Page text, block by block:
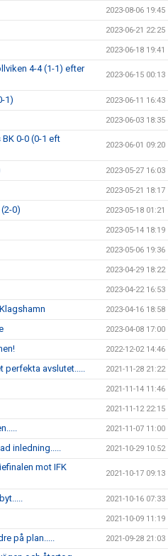
2023-08-06 19:45
2023-06-21 22:25
2023-06-18 19:41
4-4 (1-1) efter
2023-06-15 00:13
1) 2023-06-11 16:43
2023-06-03 18:35
0-0 (0-1 eft
2023-06-01 09:20
2023-05-27 16:03
2023-05-21 18:17
0) 2023-05-18 01:21
2023-05-14 18:19
2023-05-06 19:36
2023-04-29 18:22
2023-04-22 16:53
2023-04-16 18:58
2023-04-08 17:00
2022-12-02 14:46
perfekta avslutet..... 2021-11-28 21:22
2021-11-14 11:46
2021-11-12 22:15
2021-11-07 11:00
inledning..... 2021-10-29 10:52
mot IFK
2021-10-17 09:13
2021-10-16 07:33
2021-10-09 11:19
på plan..... 2021-09-28 21:03